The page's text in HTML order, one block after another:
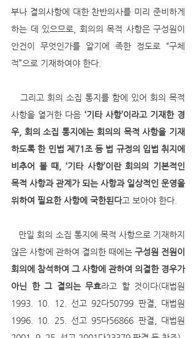
부나 결의사항에 대한 찬반의사를 미리 준비하게
하는 데 있으므로, 회의의 목적 사항은 구성원이
안건이 무엇인가를 알기에 족한 정도로 “구체
적”으로 기재하여야 한다.
사항을 열거한 다음 ‘기타 사항’이라고 기재한 경
우, 회의 소집 통지에는 회의의 목적 사항을 기재
하도록 한 민법 제71조 등 법 규정의 입법 취지에
비추어 볼 때, ‘기타 사항’이란 회의의 기본적인
목적 사항과 관계가 되는 사항과 일상적인 운영을
위하여 필요한 사항에 국한된다고 보아야 한다.
않은 사항에 관하여 결의한 때에는 구성원 전원이
회의에 참석하여 그 사항에 관하여 의결한 경우가
아닌 한 그 결의는 무효라고 할 것이다(대법원
1993. 10. 12. 선고 92다50799 판결, 대법원
1996. 10. 25. 선고 95다56866 판결, 대법원